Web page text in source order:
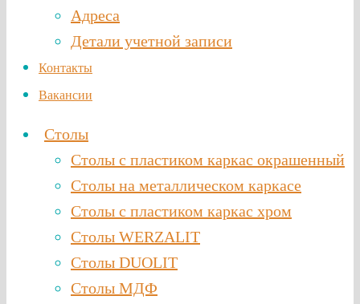
Адреса
Детали учетной записи
Контакты
Вакансии
Столы
Столы с пластиком каркас окрашенный
Столы на металлическом каркасе
Столы с пластиком каркас хром
Столы WERZALIT
Столы DUOLIT
Столы МДФ